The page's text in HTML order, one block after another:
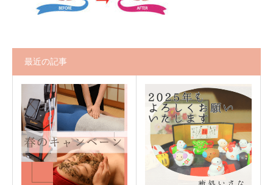
最近の記事